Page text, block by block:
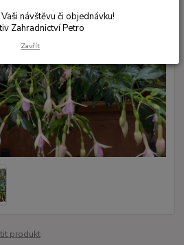
produkt
návštěvu či objednávku!
Zahradnictví Petro
Zavřít